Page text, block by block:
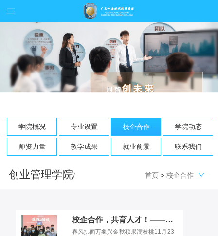
学院概况 专业设置 校企合作 学院动态
师资力量 教学成果 就业前景 联系我们
创业管理学院/ 首页 >校企合作
校企合作，共育人才！——记双11实训项目
春风拂面万象兴金秋硕果满枝桃11月23